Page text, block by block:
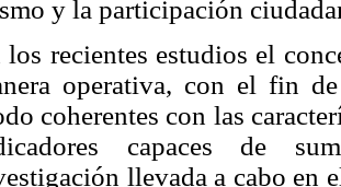
y la participación
los recientes estudios el
operativa, con el fin
coherentes con las
capaces de
llevada a cabo en